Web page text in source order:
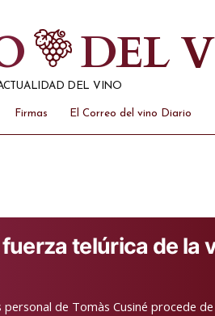
DEL
DEL VINO
Firmas El Correo del vino Diario
fuerza telúrica de la
personal de Tomàs Cusiné procede